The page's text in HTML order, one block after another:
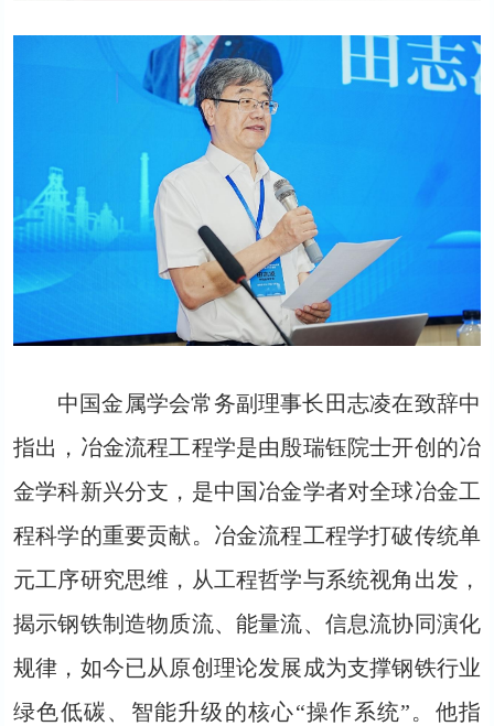
中国金属学会常务副理事长田志凌在致辞中
指出，冶金流程工程学是由殷瑞钰院士开创的冶
金学科新兴分支，是中国冶金学者对全球冶金工
程科学的重要贡献。冶金流程工程学打破传统单
元工序研究思维，从工程哲学与系统视角出发，
揭示钢铁制造物质流、能量流、信息流协同演化
规律，如今已从原创理论发展成为支撑钢铁行业
绿色低碳、智能升级的核心“操作系统”。他指